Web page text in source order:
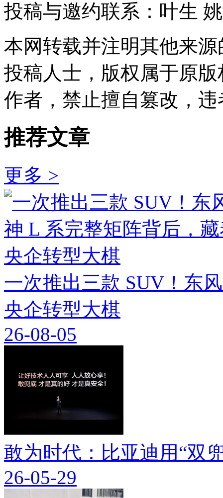
投稿与邀约联系：叶生
本网转载并注明其他来
投稿人士，版权属于原
作者，禁止擅自篡改，
推荐文章
更多 >
一次推出三款 SUV！东
央企转型大棋
26-08-05
敢为时代：比亚迪用“双
26-05-29